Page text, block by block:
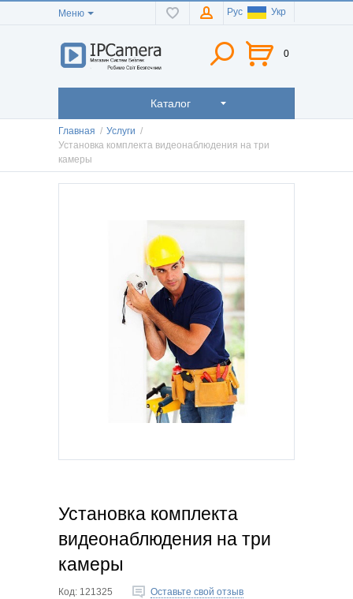
Меню Рус Укр
0
Каталог
Главная / Услуги /
Установка комплекта видеонаблюдения на три
камеры
Установка комплекта
видеонаблюдения на три
камеры
Код: 121325 Оставьте свой отзыв